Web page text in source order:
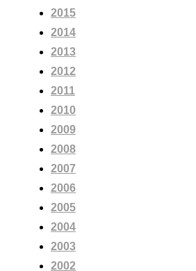
2015
2014
2013
2012
2011
2010
2009
2008
2007
2006
2005
2004
2003
2002